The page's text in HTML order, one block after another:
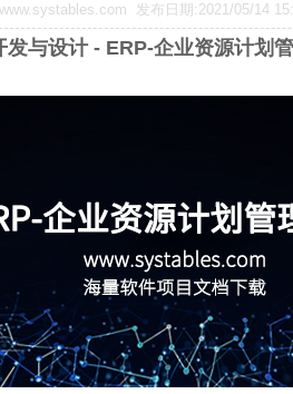
发布日期:2021/05/14
发与设计 - ERP-企业资源计划